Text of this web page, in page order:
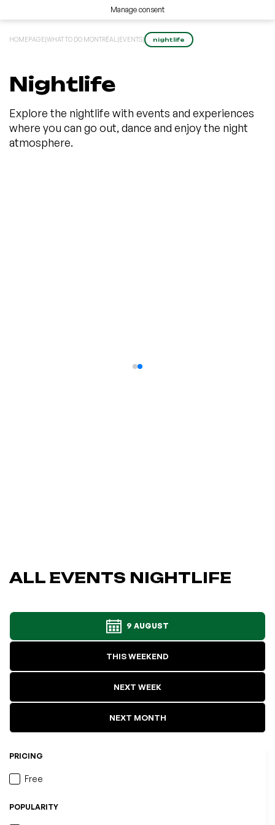
Manage consent
HOMEPAGE|WHAT TO DO MONTRÉAL |EVENTS| nightlife
Nightlife
Explore the nightlife with events and experiences
where you can go out, dance and enjoy the night
atmosphere.
ALL EVENTS NIGHTLIFE
9 AUGUST
THIS WEEKEND
NEXT WEEK
NEXT MONTH
PRICING
Free
POPULARITY